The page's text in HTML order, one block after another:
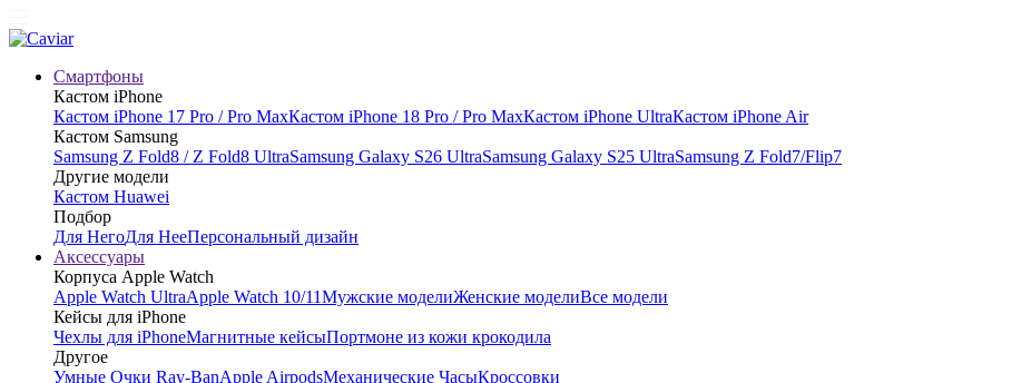
Смартфоны
Кастом iPhone
Кастом iPhone 17 Pro / Pro MaxКастом iPhone 18 Pro / Pro MaxКастом iPhone UltraКастом iPhone Air
Кастом Samsung
Samsung Z Fold8 / Z Fold8 UltraSamsung Galaxy S26 UltraSamsung Galaxy S25 UltraSamsung Z Fold7/Flip7
Другие модели
Кастом Huawei
Подбор
Для НегоДля НееПерсональный дизайн
Аксессуары
Корпуса Apple Watch
Apple Watch UltraApple Watch 10/11Мужские моделиЖенские моделиВсе модели
Кейсы для iPhone
Чехлы для iPhoneМагнитные кейсыПортмоне из кожи крокодила
Другое
Умные Очки Ray-BanApple AirpodsМеханические ЧасыКроссовки